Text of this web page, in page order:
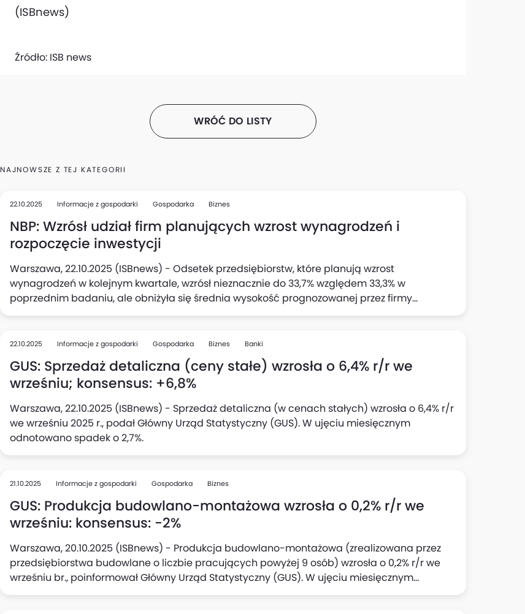
(ISBnews)
Źródło: ISB news
WRÓĆ DO LISTY
NAJNOWSZE Z TEJ KATEGORII
22.10.2025 Informacje z gospodarki Gospodarka Biznes
NBP: Wzrósł udział firm planujących wzrost wynagrodzeń i
rozpoczęcie inwestycji
Warszawa, 22.10.2025 (ISBnews) - Odsetek przedsiębiorstw, które planują wzrost
wynagrodzeń w kolejnym kwartale, wzrósł nieznacznie do 33,7% względem 33,3% w
poprzednim badaniu, ale obniżyła się średnia wysokość prognozowanej przez firmy
podwyżki (do 5,1%, wobec 5,3% kwartał wcześniej), wynika z "Szybkiego Monitoringu NBP". Z
deklarujących zamiar rozpoczęcia nowych inwestycji: do 23,1% względem 22% z badania w II
22.10.2025 Informacje z gospodarki Gospodarka Biznes Banki
GUS: Sprzedaż detaliczna (ceny stałe) wzrosła o 6,4% r/r we
wrześniu; konsensus: +6,8%
Warszawa, 22.10.2025 (ISBnews) - Sprzedaż detaliczna (w cenach stałych) wzrosła o 6,4% r/r
we wrześniu 2025 r., podał Główny Urząd Statystyczny (GUS). W ujęciu miesięcznym
odnotowano spadek o 2,7%.
21.10.2025 Informacje z gospodarki Gospodarka Biznes
GUS: Produkcja budowlano-montażowa wzrosła o 0,2% r/r we
wrześniu: konsensus: -2%
Warszawa, 20.10.2025 (ISBnews) - Produkcja budowlano-montażowa (zrealizowana przez
przedsiębiorstwa budowlane o liczbie pracujących powyżej 9 osób) wzrosła o 0,2% r/r we
wrześniu br., poinformował Główny Urząd Statystyczny (GUS). W ujęciu miesięcznym
odnotowano wzrost o 20,6%.